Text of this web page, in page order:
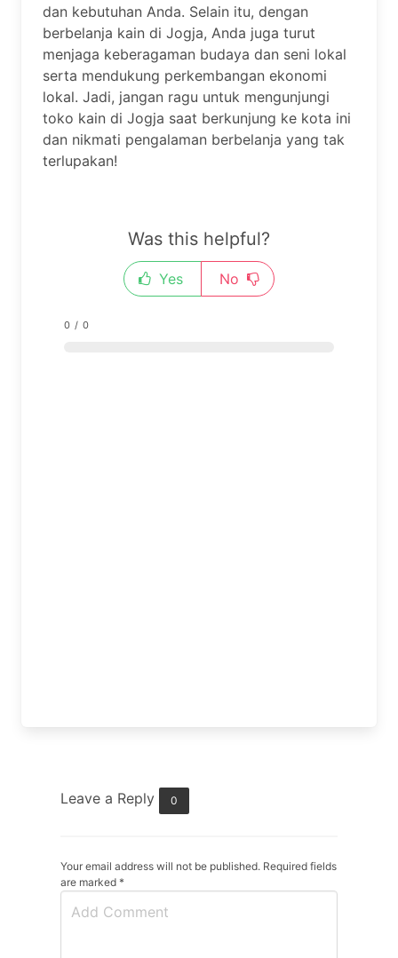
dan kebutuhan Anda. Selain itu, dengan
berbelanja kain di Jogja, Anda juga turut
menjaga keberagaman budaya dan seni lokal
serta mendukung perkembangan ekonomi
lokal. Jadi, jangan ragu untuk mengunjungi
toko kain di Jogja saat berkunjung ke kota ini
dan nikmati pengalaman berbelanja yang tak
terlupakan!
Was this helpful?
Yes No
0 / 0
Leave a Reply 0
Your email address will not be published. Required fields
are marked *